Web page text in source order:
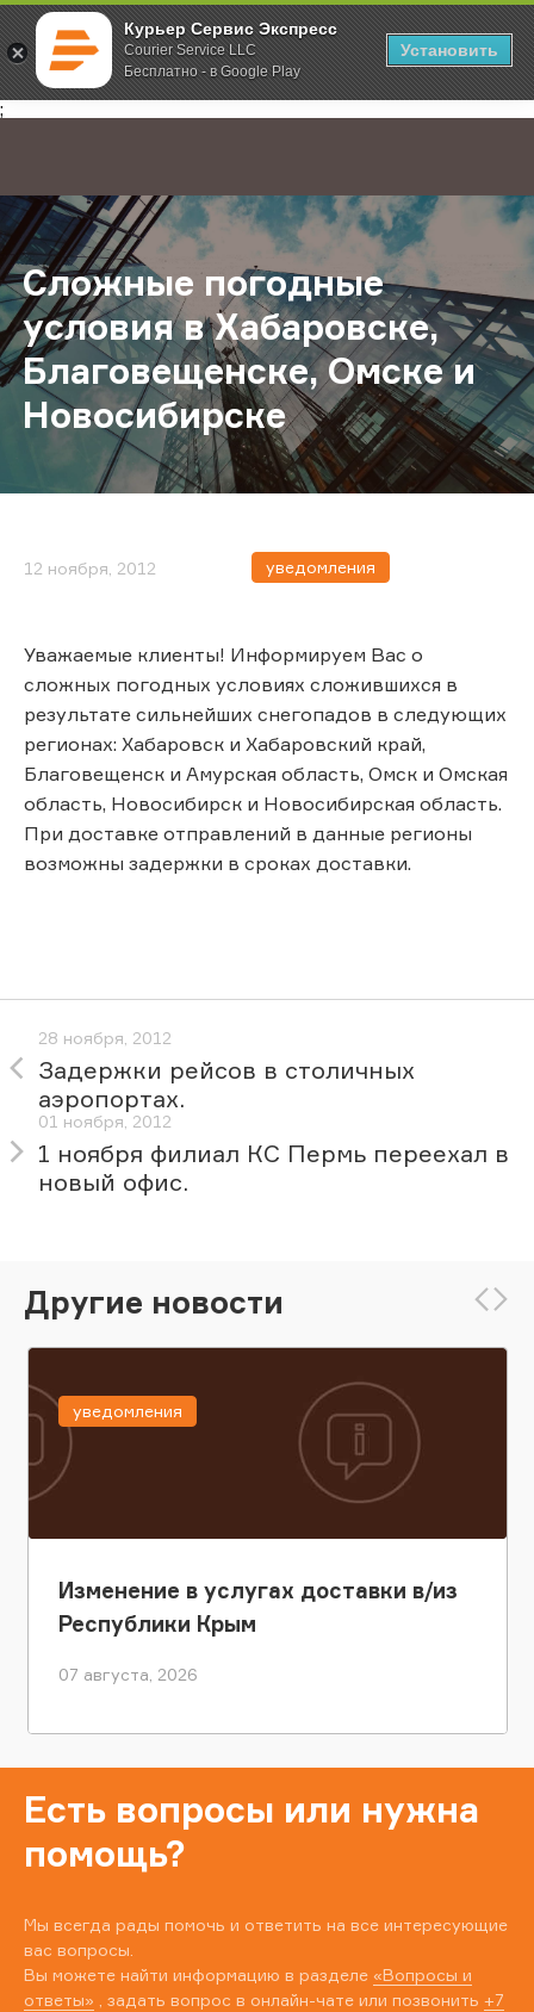
Курьер Сервис Экспресс
Courier Service LLC
Бесплатно - в Google Play
Установить
;
Главная О компании Новости Сложные погодные условия в
Сложные погодные
условия в Хабаровске,
Благовещенске, Омске и
Новосибирске
12 ноября, 2012 уведомления
Уважаемые клиенты! Информируем Вас о
сложных погодных условиях сложившихся в
результате сильнейших снегопадов в следующих
регионах: Хабаровск и Хабаровский край,
Благовещенск и Амурская область, Омск и Омская
область, Новосибирск и Новосибирская область.
При доставке отправлений в данные регионы
возможны задержки в сроках доставки.
28 ноября, 2012
Задержки рейсов в столичных
аэропортах.
01 ноября, 2012
1 ноября филиал КС Пермь переехал в
новый офис.
Другие новости
Изменение в услугах доставки в/из
Республики Крым
07 августа, 2026
уведомления
Есть вопросы или нужна
помощь?
Мы всегда рады помочь и ответить на все интересующие
вас вопросы.
Вы можете найти информацию в разделе «Вопросы и
ответы» , задать вопрос в онлайн-чате или позвонить +7